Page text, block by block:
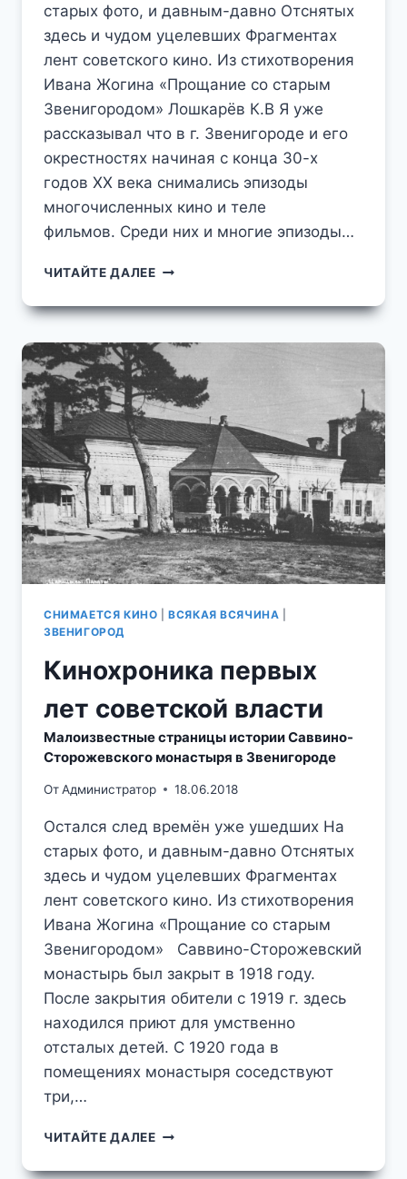
старых фото, и давным-давно Отснятых
здесь и чудом уцелевших Фрагментах
лент советского кино. Из стихотворения
Ивана Жогина «Прощание со старым
Звенигородом» Лошкарёв К.В Я уже
рассказывал что в г. Звенигороде и его
окрестностях начиная с конца 30-х
годов XX века снимались эпизоды
многочисленных кино и теле
фильмов. Среди них и многие эпизоды…
ЧИТАЙТЕ ДАЛЕЕНА
—
В
1983-
1984
ГГ
ФРАГМЕНТЫ
ИЗ
ТЕЛЕФИЛЬМА
"НЕИЗВЕСТНЫЙ
СОЛДАТ"
СНИМАЕТСЯ КИНО |ВСЯКАЯ ВСЯЧИНА
ЗВЕНИГОРОД
Кинохроника первых
лет советской власти
Малоизвестные страницы истории Саввино-
Сторожевского монастыря в Звенигороде
ОтАдминистратор 18.06.2018
Остался след времён уже ушедших На
старых фото, и давным-давно Отснятых
здесь и чудом уцелевших Фрагментах
лент советского кино. Из стихотворения
Ивана Жогина «Прощание со старым
Звенигородом» Саввино-Сторожевский
монастырь был закрыт в 1918 году.
После закрытия обители с 1919 г. здесь
находился приют для умственно
отсталых детей. С 1920 года в
помещениях монастыря соседствуют
три,…
ЧИТАЙТЕ ДАЛЕЕКИНОХРОНИКА
ЛЕТ